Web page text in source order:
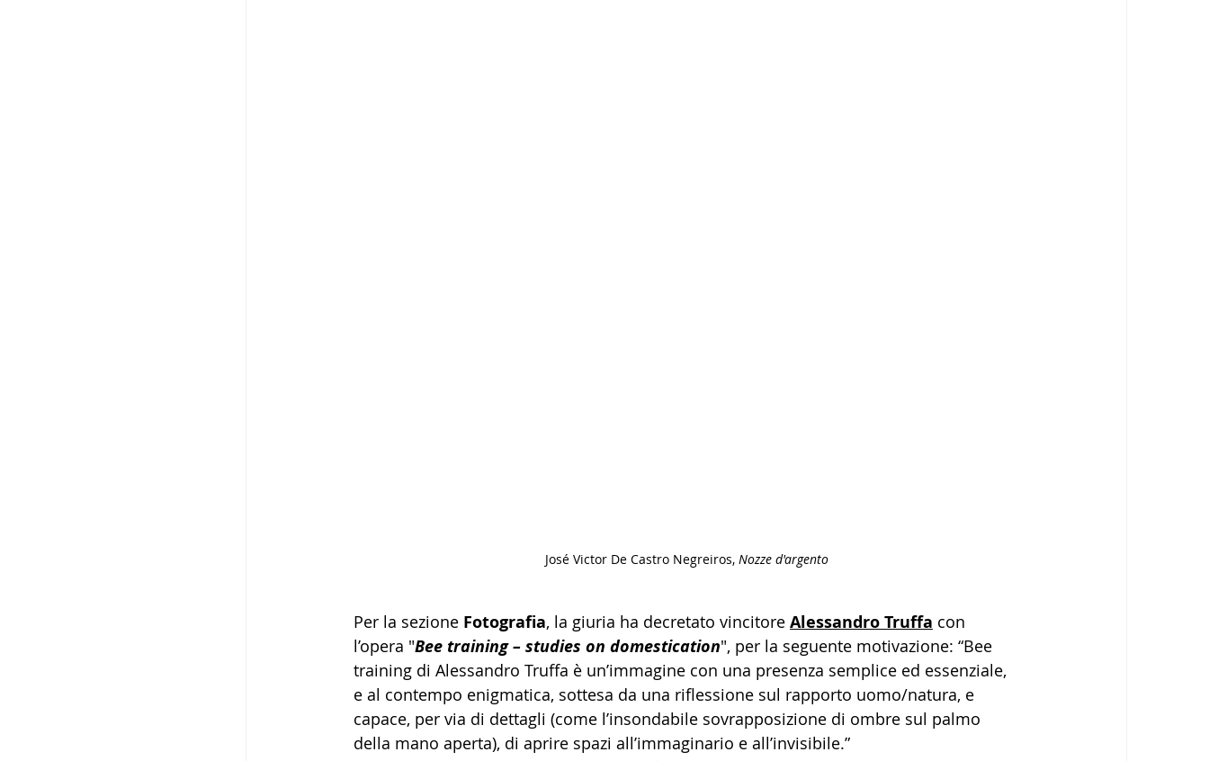
José Victor De Castro Negreiros, Nozze d'argento
Per la sezione Fotografia, la giuria ha decretato vincitore Alessandro Truffa con
l’opera "Bee training – studies on domestication", per la seguente motivazione: “Bee
training di Alessandro Truffa è un’immagine con una presenza semplice ed essenziale,
e al contempo enigmatica, sottesa da una riflessione sul rapporto uomo/natura, e
capace, per via di dettagli (come l’insondabile sovrapposizione di ombre sul palmo
della mano aperta), di aprire spazi all’immaginario e all’invisibile.”